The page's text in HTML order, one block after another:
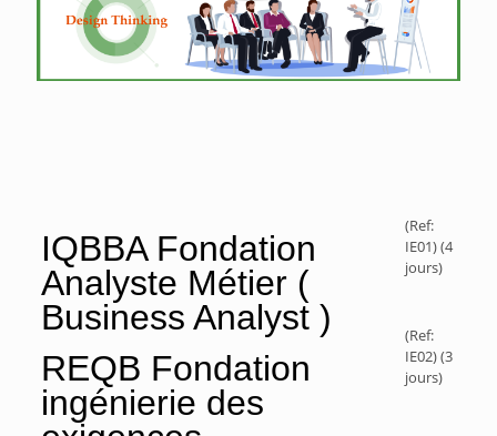
IQBBA Fondation
Analyste Métier (
Business Analyst )
REQB Fondation
ingénierie des
(Ref:
IE01) (4
jours)
(Ref:
IE02) (3
jours)